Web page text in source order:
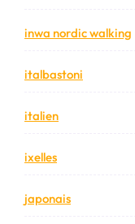
inwa nordic walking
italbastoni
italien
ixelles
japonais